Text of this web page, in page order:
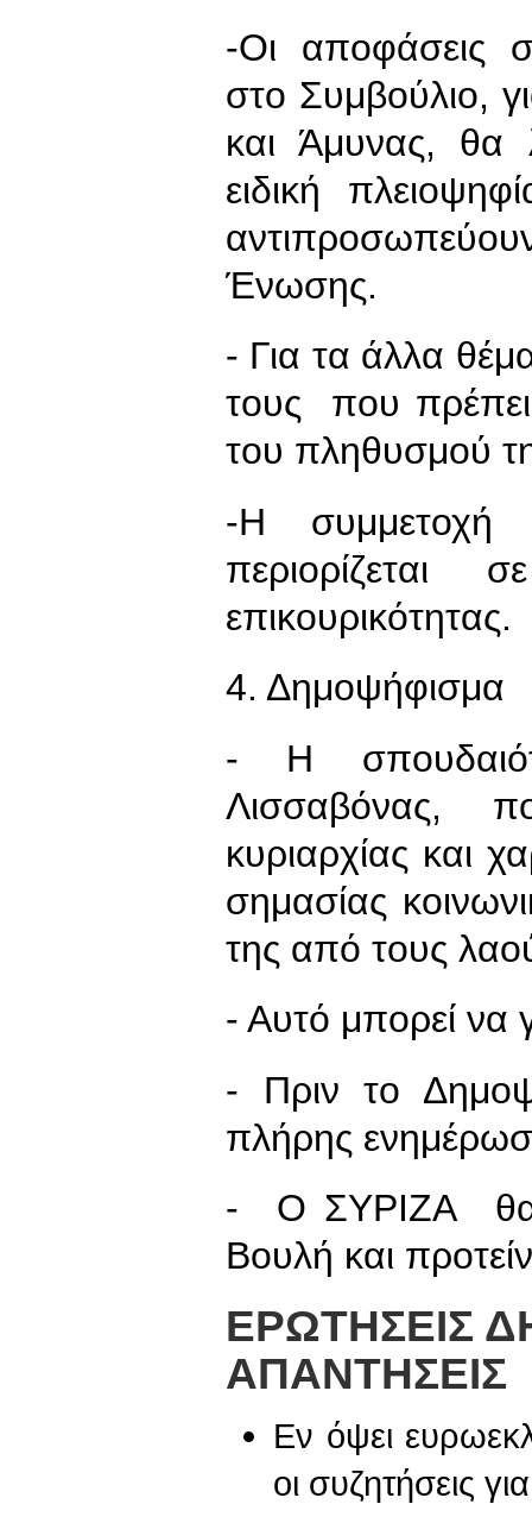
-Οι αποφάσεις
στο Συμβούλιο,
και Άμυνας, θα
ειδική
Ένωσης.
- Για τα άλλα
τους που
του πληθυσμού
-Η συμμετοχή
περιορίζεται
επικουρικότητας.
4. Δημοψήφισμα
- Η
Λισσαβόνας,
κυριαρχίας και
σημασίας
της από τους
- Αυτό μπορεί να
- Πριν το
πλήρης
- Ο ΣΥΡΙΖΑ θα
Βουλή και
ΕΡΩΤΗΣΕΙΣ
ΑΠΑΝΤΗΣΕΙΣ
Εν όψει
οι συζητήσεις